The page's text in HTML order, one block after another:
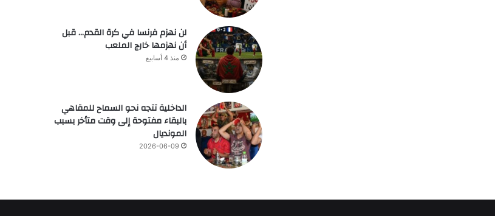
لن نهزم فرنسا في كرة القدم… قبل
أن نهزمها خارج الملعب
منذ 4 أسابيع
الداخلية تتجه نحو السماح للمقاهي
بالبقاء مفتوحة إلى وقت متأخر بسبب
المونديال
2026-06-09